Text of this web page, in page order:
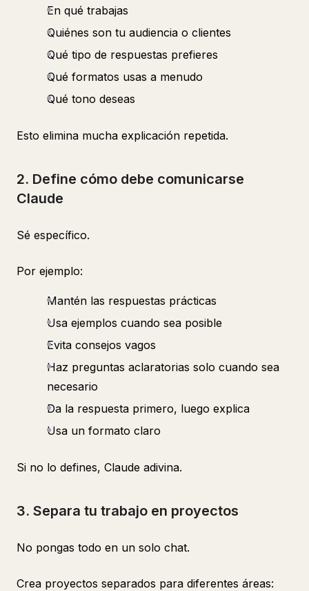
En qué trabajas
Quiénes son tu audiencia o clientes
Qué tipo de respuestas prefieres
Qué formatos usas a menudo
Qué tono deseas
Esto elimina mucha explicación repetida.
2. Define cómo debe comunicarse
Claude
Sé específico.
Por ejemplo:
Mantén las respuestas prácticas
Usa ejemplos cuando sea posible
Evita consejos vagos
Haz preguntas aclaratorias solo cuando sea
necesario
Da la respuesta primero, luego explica
Usa un formato claro
Si no lo defines, Claude adivina.
3. Separa tu trabajo en proyectos
No pongas todo en un solo chat.
Crea proyectos separados para diferentes áreas: